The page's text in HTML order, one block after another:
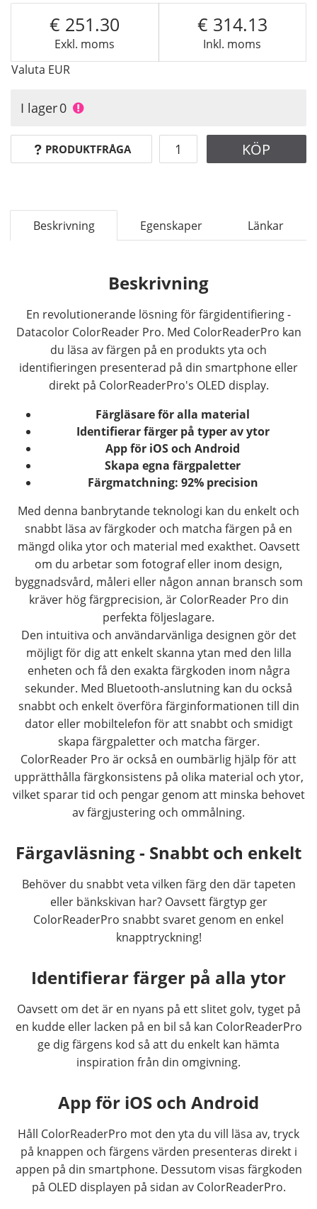
Exkl. moms
251.30
Inkl. moms
314.13
Valuta EUR
I lager0
PRODUKTFRÅGA KÖP
Beskrivning Egenskaper Länkar
Beskrivning
En revolutionerande lösning för färgidentifiering -
Datacolor ColorReader Pro. Med ColorReaderPro kan
du läsa av färgen på en produkts yta och
identifieringen presenterad på din smartphone eller
direkt på ColorReaderPro's OLED display.
Färgläsare för alla material
Identifierar färger på typer av ytor
App för iOS och Android
Skapa egna färgpaletter
Färgmatchning: 92% precision
Med denna banbrytande teknologi kan du enkelt och
snabbt läsa av färgkoder och matcha färgen på en
mängd olika ytor och material med exakthet. Oavsett
om du arbetar som fotograf eller inom design,
byggnadsvård, måleri eller någon annan bransch som
kräver hög färgprecision, är ColorReader Pro din
perfekta följeslagare.
Den intuitiva och användarvänliga designen gör det
möjligt för dig att enkelt skanna ytan med den lilla
enheten och få den exakta färgkoden inom några
sekunder. Med Bluetooth-anslutning kan du också
snabbt och enkelt överföra färginformationen till din
dator eller mobiltelefon för att snabbt och smidigt
skapa färgpaletter och matcha färger.
ColorReader Pro är också en oumbärlig hjälp för att
upprätthålla färgkonsistens på olika material och ytor,
vilket sparar tid och pengar genom att minska behovet
av färgjustering och ommålning.
Färgavläsning - Snabbt och enkelt
Behöver du snabbt veta vilken färg den där tapeten
eller bänkskivan har? Oavsett färgtyp ger
ColorReaderPro snabbt svaret genom en enkel
knapptryckning!
Identifierar färger på alla ytor
Oavsett om det är en nyans på ett slitet golv, tyget på
en kudde eller lacken på en bil så kan ColorReaderPro
ge dig färgens kod så att du enkelt kan hämta
inspiration från din omgivning.
App för iOS och Android
Håll ColorReaderPro mot den yta du vill läsa av, tryck
på knappen och färgens värden presenteras direkt i
appen på din smartphone. Dessutom visas färgkoden
på OLED displayen på sidan av ColorReaderPro.